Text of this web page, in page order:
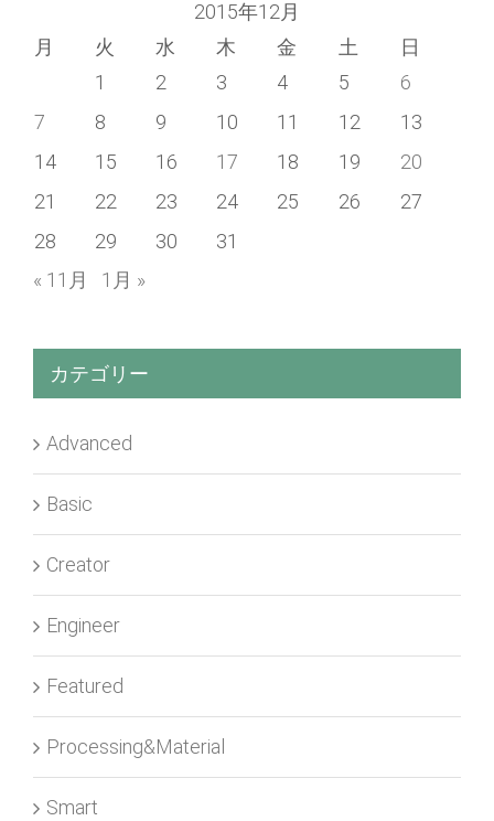
2015年12月
月
火 水 木 金 土
日
1
2 3 4 5
6
7
8 9 10 11 12
13
14
15 16 17 18 19
20
21
22 23 24 25 26
27
28
29 30
31
« 11月
1月 »
カテゴリー
Advanced
Basic
Creator
Engineer
Featured
Processing&Material
Smart